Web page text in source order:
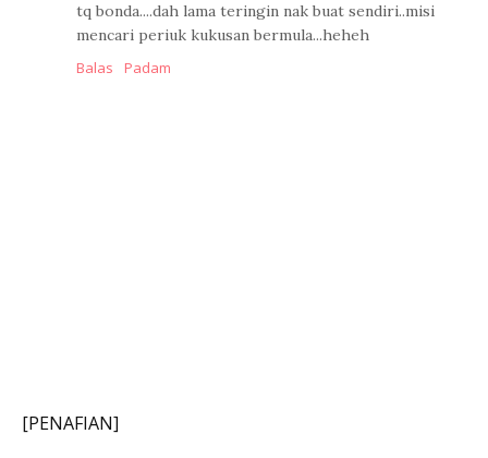
tq bonda....dah lama teringin nak buat sendiri..misi
mencari periuk kukusan bermula...heheh
Balas
Padam
[PENAFIAN]